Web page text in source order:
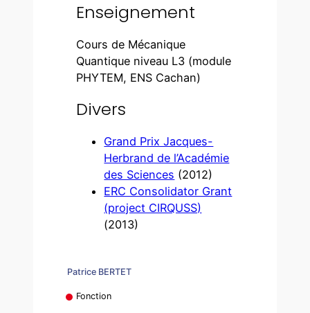
Patrice BERTET
Fonction
Enseignement
Cours de Mécanique
Quantique niveau L3 (module
PHYTEM, ENS Cachan)
Divers
Grand Prix Jacques-
Herbrand de l’Académie
des Sciences (2012)
ERC Consolidator Grant
(project CIRQUSS)
(2013)